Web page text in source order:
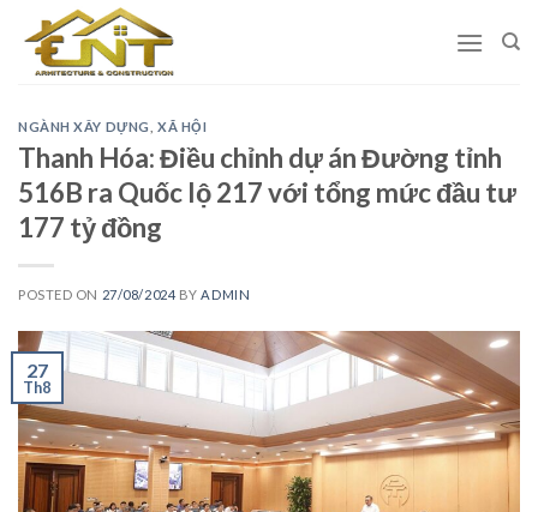
content
NGÀNH XÂY DỰNG XÃ HỘI
Thanh Hóa: Điều chỉnh dự án Đường tỉnh
516B ra Quốc lộ 217 với tổng mức đầu tư
177 tỷ đồng
POSTED ON 27/08/2024 BY ADMIN
27
Th8